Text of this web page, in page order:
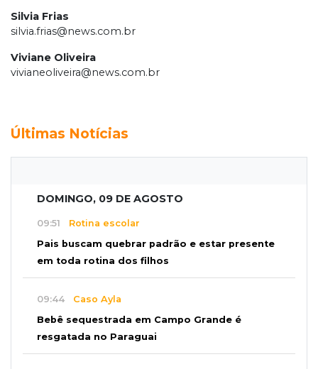
Silvia Frias
silvia.frias@news.com.br
Viviane Oliveira
vivianeoliveira@news.com.br
Últimas Notícias
DOMINGO, 09 DE AGOSTO
09:51 Rotina escolar
Pais buscam quebrar padrão e estar presente
em toda rotina dos filhos
09:44 Caso Ayla
Bebê sequestrada em Campo Grande é
resgatada no Paraguai